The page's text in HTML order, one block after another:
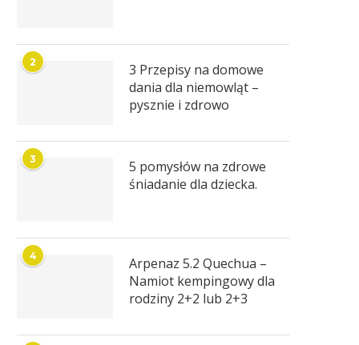
2
3 Przepisy na domowe
dania dla niemowląt –
pysznie i zdrowo
3
5 pomysłów na zdrowe
śniadanie dla dziecka.
4
Arpenaz 5.2 Quechua –
Namiot kempingowy dla
rodziny 2+2 lub 2+3